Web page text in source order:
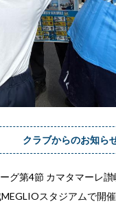
クラブからのお知ら
グ第4節 カマタマーレ
スタジアムで開催